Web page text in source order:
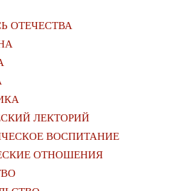
ОТЕЧЕСТВА
ЛЕКТОРИЙ
ВОСПИТАНИЕ
ОТНОШЕНИЯ